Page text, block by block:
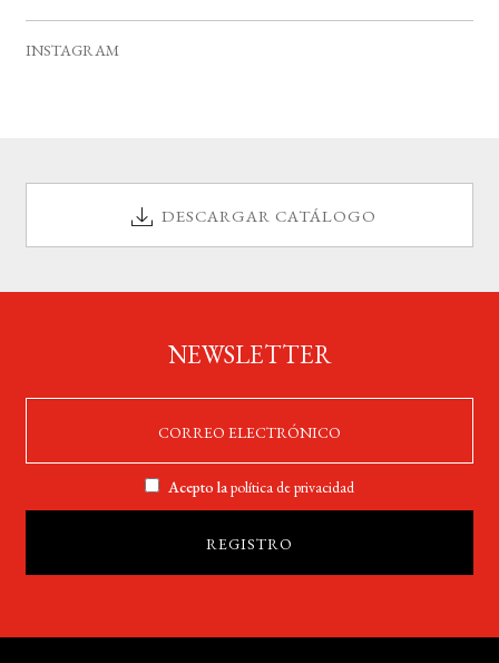
e
INSTAGRAM
DESCARGAR CATÁLOGO
NEWSLETTER
Acepto lapolítica de privacidad